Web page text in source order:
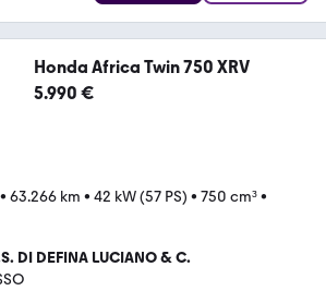
Honda Africa Twin 750 XRV
5.990 €
• 63.266 km • 42 kW (57 PS) • 750 cm³•
DI DEFINA LUCIANO & C.